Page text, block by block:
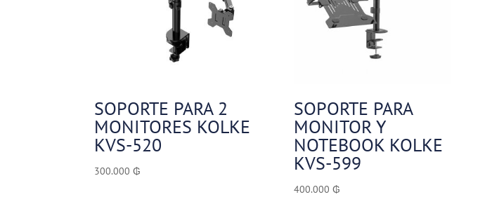
SOPORTE PARA 2
MONITORES KOLKE
KVS-520
300.000₲
SOPORTE PARA
MONITOR Y
NOTEBOOK KOLKE
KVS-599
400.000 ₲